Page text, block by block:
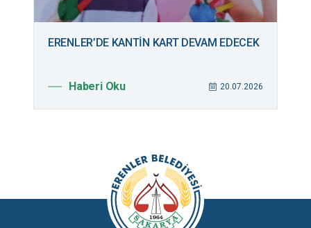
ERENLER’DE KANTİN KART DEVAM EDECEK
Haberi Oku 20.07.2026